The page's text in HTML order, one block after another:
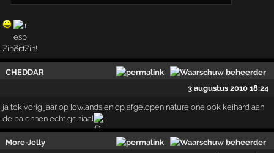
ZinZinZin!
CHEDDAR
3 augustus 2010 18:24
ja tok vorig jaar op lowlands en op afgelopen nature one ook keihard aan
de balonnen echt geniaal
More-Jelly